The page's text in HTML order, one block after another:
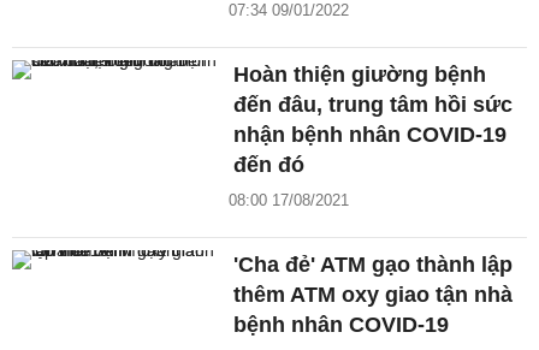
07:34 09/01/2022
Hoàn thiện giường bệnh
đến đâu, trung tâm hồi sức
nhận bệnh nhân COVID-19
đến đó
08:00 17/08/2021
'Cha đẻ' ATM gạo thành lập
thêm ATM oxy giao tận nhà
bệnh nhân COVID-19